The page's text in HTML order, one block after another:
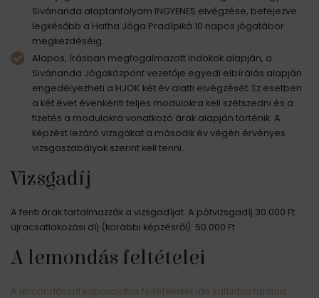
Sivánanda alaptanfolyam INGYENES elvégzése, befejezve
legkésőbb a Hatha Jóga Pradípiká 10 napos jógatábor
megkezdéséig.
Alapos, írásban megfogalmazott indokok alapján, a
Sivánanda Jógaközpont vezetője egyedi elbírálás alapján
engedélyezheti a HJOK két év alatti elvégzését. Ez esetben
a két évet évenkénti teljes modulokra kell szétszedni és a
fizetés a modulokra vonatkozó árak alapján történik. A
képzést lezáró vizsgákat a második év végén érvényes
vizsgaszabályok szerint kell tenni.
Vizsgadíj
A fenti árak tartalmazzák a vizsgadíjat. A pótvizsgadíj 30.000 Ft.
újracsatlakozási díj (korábbi képzésről): 50.000 Ft
A lemondás feltételei
A lemondással kapcsolatos feltételeket ide kattintva találod.